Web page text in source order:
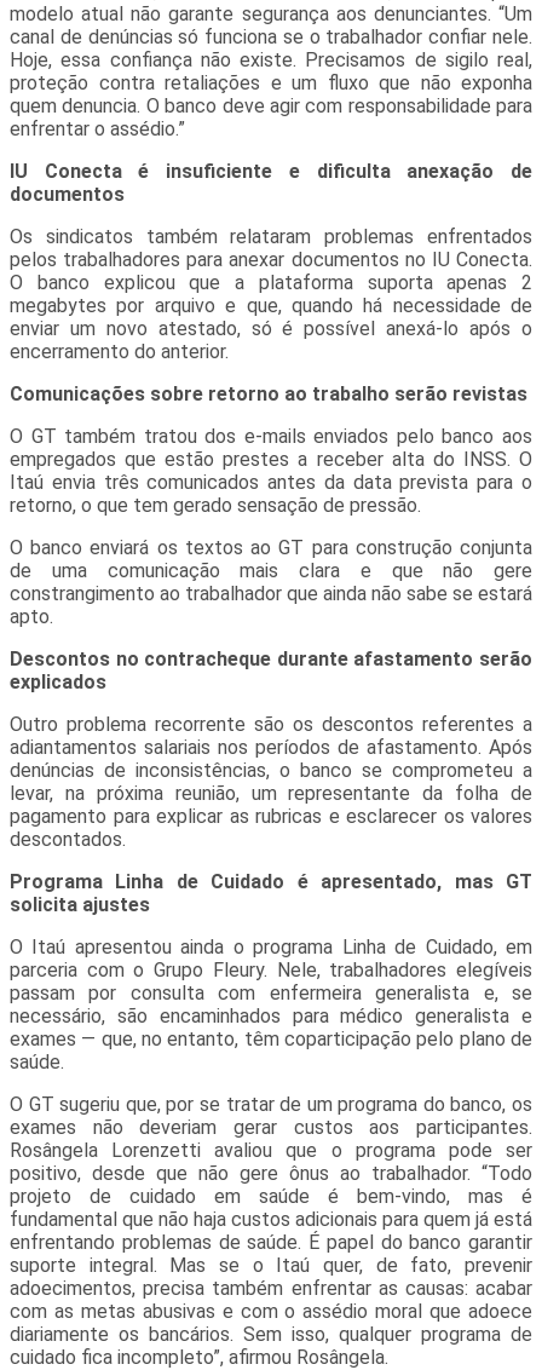
modelo atual não garante segurança aos denunciantes. “Um
canal de denúncias só funciona se o trabalhador confiar nele.
Hoje, essa confiança não existe. Precisamos de sigilo real,
proteção contra retaliações e um fluxo que não exponha
quem denuncia. O banco deve agir com responsabilidade para
enfrentar o assédio.”
IU Conecta é insuficiente e dificulta anexação de
documentos
Os sindicatos também relataram problemas enfrentados
pelos trabalhadores para anexar documentos no IU Conecta.
O banco explicou que a plataforma suporta apenas 2
megabytes por arquivo e que, quando há necessidade de
enviar um novo atestado, só é possível anexá-lo após o
encerramento do anterior.
Comunicações sobre retorno ao trabalho serão revistas
O GT também tratou dos e-mails enviados pelo banco aos
empregados que estão prestes a receber alta do INSS. O
Itaú envia três comunicados antes da data prevista para o
retorno, o que tem gerado sensação de pressão.
O banco enviará os textos ao GT para construção conjunta
de uma comunicação mais clara e que não gere
constrangimento ao trabalhador que ainda não sabe se estará
apto.
Descontos no contracheque durante afastamento serão
explicados
Outro problema recorrente são os descontos referentes a
adiantamentos salariais nos períodos de afastamento. Após
denúncias de inconsistências, o banco se comprometeu a
levar, na próxima reunião, um representante da folha de
pagamento para explicar as rubricas e esclarecer os valores
descontados.
Programa Linha de Cuidado é apresentado, mas GT
solicita ajustes
O Itaú apresentou ainda o programa Linha de Cuidado, em
parceria com o Grupo Fleury. Nele, trabalhadores elegíveis
passam por consulta com enfermeira generalista e, se
necessário, são encaminhados para médico generalista e
exames — que, no entanto, têm coparticipação pelo plano de
saúde.
O GT sugeriu que, por se tratar de um programa do banco, os
exames não deveriam gerar custos aos participantes.
Rosângela Lorenzetti avaliou que o programa pode ser
positivo, desde que não gere ônus ao trabalhador. “Todo
projeto de cuidado em saúde é bem-vindo, mas é
fundamental que não haja custos adicionais para quem já está
enfrentando problemas de saúde. É papel do banco garantir
suporte integral. Mas se o Itaú quer, de fato, prevenir
adoecimentos, precisa também enfrentar as causas: acabar
com as metas abusivas e com o assédio moral que adoece
diariamente os bancários. Sem isso, qualquer programa de
cuidado fica incompleto”, afirmou Rosângela.